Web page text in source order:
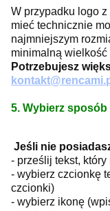
W przypadku logo
mieć technicznie
najmniejszym
minimalną wielkość
Potrzebujesz
5. Wybierz
Jeśli nie
- prześlij tekst,
- wybierz czcionkę
czcionki)
- wybierz ikonę